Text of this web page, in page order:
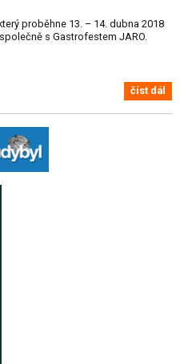
proběhne 13. – 14. dubna 2018
s Gastrofestem JARO.
číst dál